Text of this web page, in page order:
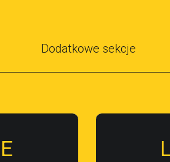
Dodatkowe sekcje